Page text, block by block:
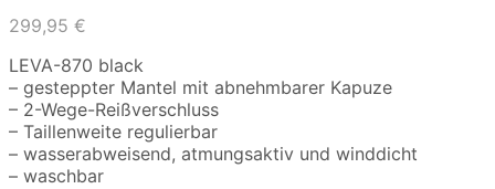
299,95 €
LEVA-870 black
– gesteppter Mantel mit abnehmbarer Kapuze
– 2-Wege-Reißverschluss
– Taillenweite regulierbar
– wasserabweisend, atmungsaktiv und winddicht
– waschbar